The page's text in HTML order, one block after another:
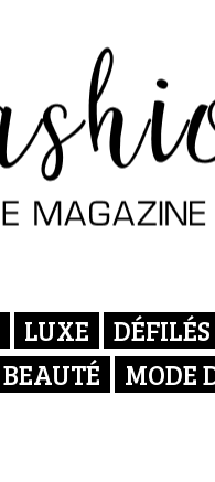
LUXE DÉFILÉS
BEAUTÉ MODE